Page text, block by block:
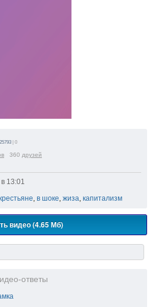
25793 | 0
360 друзей
13:01
в шоке жиза капитализм
видео (4.65 Мб)
ответы